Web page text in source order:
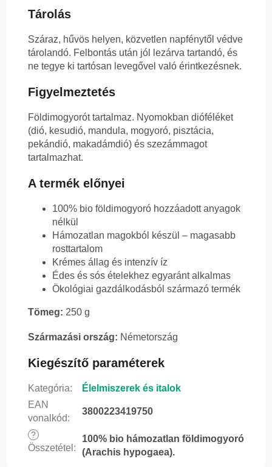
Tárolás
Száraz, hűvös helyen, közvetlen napfénytől védve
tárolandó. Felbontás után jól lezárva tartandó, és
ne tegye ki tartósan levegővel való érintkezésnek.
Figyelmeztetés
Földimogyorót tartalmaz. Nyomokban dióféléket
(dió, kesudió, mandula, mogyoró, pisztácia,
pekándió, makadámdió) és szezámmagot
tartalmazhat.
A termék előnyei
100% bio földimogyoró hozzáadott anyagok
nélkül
Hámozatlan magokból készül – magasabb
rosttartalom
Krémes állag és intenzív íz
Édes és sós ételekhez egyaránt alkalmas
Ökológiai gazdálkodásból származó termék
Tömeg: 250 g
Származási ország: Németország
Kiegészítő paraméterek
Kategória:
Élelmiszerek és italok
EAN
vonalkód:
3800223419750
?
Összetétel :
100% bio hámozatlan földimogyoró
(Arachis hypogaea).